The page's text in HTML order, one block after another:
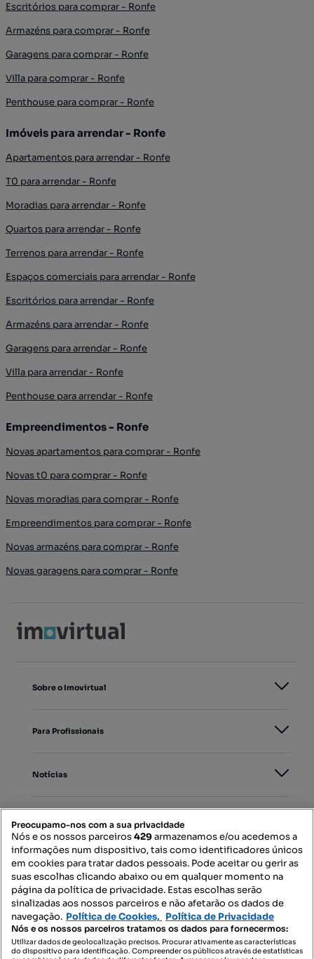
Escritórios para comprar - Ronfe
Armazéns para comprar - Ronfe
Garagens para comprar - Ronfe
Villa para comprar - Ronfe
Penthouse para comprar - Ronfe
Imóveis para arrendar - Ronfe
Apartamentos para arrendar - Ronfe
T0 para arrendar - Ronfe
Moradias para arrendar - Ronfe
Quartos para arrendar - Ronfe
Terrenos para arrendar - Ronfe
Espaços comerciais para arrendar - Ronfe
Escritórios para arrendar - Ronfe
Armazéns para arrendar - Ronfe
Garagens para arrendar - Ronfe
Villa para arrendar - Ronfe
Penthouse para arrendar - Ronfe
Empreendimentos - Ronfe
Novas apartamentos para comprar - Ronfe
Novas t0 para comprar - Ronfe
Novas moradias para comprar - Ronfe
Empreendimentos para comprar - Ronfe
Novas armazéns para comprar - Ronfe
Novas garagens para comprar - Ronfe
Sobre o Imovirtual
Para Profissionais
Notícias
Mapa do Site
Contacte-nos
SIGA-NOS:
Preocupamo-nos com a sua privacidade
Nós e os nossos parceiros429armazenamos e/ou acedemos a
informações num dispositivo, tais como identificadores únicos
em cookies para tratar dados pessoais. Pode aceitar ou gerir as
suas escolhas clicando abaixo ou em qualquer momento na
página da política de privacidade. Estas escolhas serão
sinalizadas aos nossos parceiros e não afetarão os dados de
navegação. Política de Cookies, Política de Privacidade
Nós e os nossos parceiros tratamos os dados para fornecermos:
Utilizar dados de geolocalização precisos. Procurar ativamente as características
do dispositivo para identificação. Compreender os públicos através de estatísticas